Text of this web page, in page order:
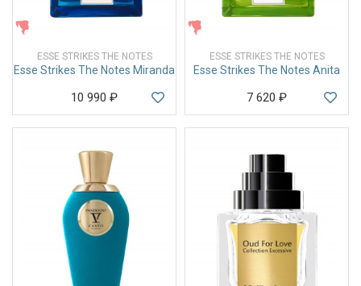
ESSE STRIKES THE NOTES
Esse Strikes The Notes Miranda
10 990 ₽
ESSE STRIKES THE NOTES
Esse Strikes The Notes Anita
7 620 ₽